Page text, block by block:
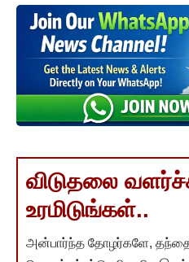
விடுதலை
உரமிடுங்கள்..
அன்பார்ந்த தோழர்களே, தந்தை